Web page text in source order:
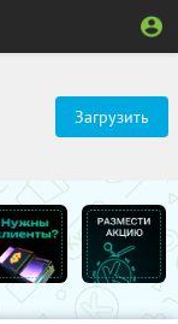
Загрузить